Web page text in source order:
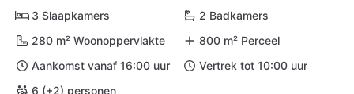
3 Slaapkamers
2 Badkamers
280 m² Woonoppervlakte
800 m² Perceel
Aankomst vanaf 16:00 uur
Vertrek tot 10:00 uur
6 (+2) personen